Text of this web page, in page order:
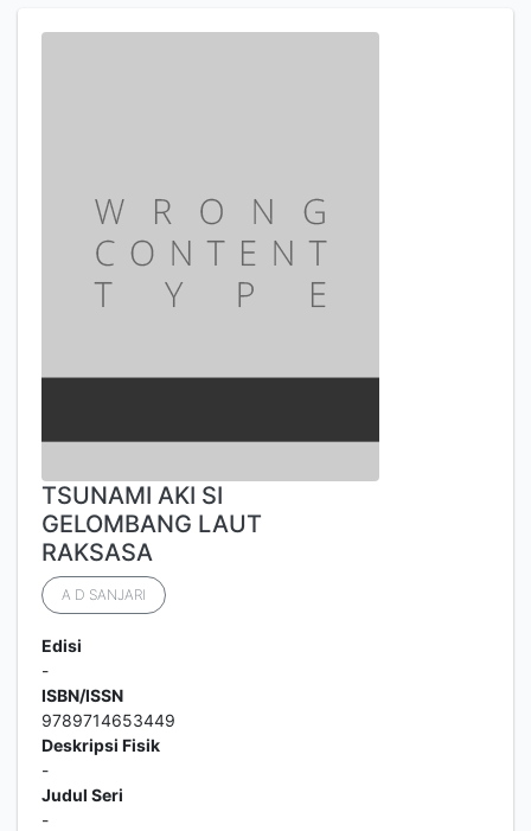
TSUNAMI AKI SI
GELOMBANG LAUT
RAKSASA
A D SANJARI
Edisi
-
ISBN/ISSN
9789714653449
Deskripsi Fisik
-
Judul Seri
-